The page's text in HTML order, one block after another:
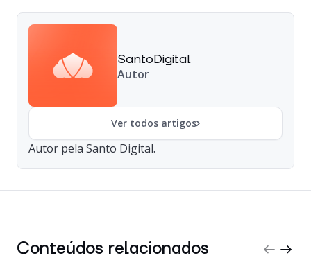
SantoDigital
Autor
Ver todos artigos
Autor pela Santo Digital.
Conteúdos relacionados